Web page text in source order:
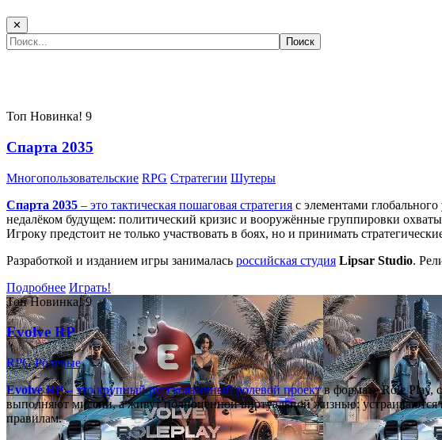
✕
Топ Новинка! 9
Спарта 2035
Многопользовательские RPG Стратегии Шутеры
Спарта 2035 – это тактическая пошаговая стратегия с элементами
недалёком будущем: политический кризис и вооружённые группировки
Игроку предстоит не только участвовать в боях, но и принимать
Разработкой и изданием игры занималась российская студия Lipsar Studio.
Подробнее Играть!
Топ Новинка! 9
Evolve RP
RPG Ролевые
Evolve RP– это крупный русскоязычныйролевой проектв формате Role Play,
выполняют миссии, а живут полноценной виртуальной жизнью: устраиваются
правилам.